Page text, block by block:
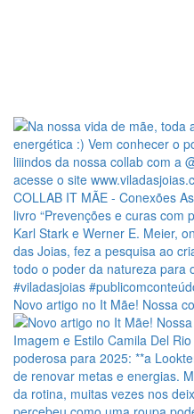
Novo artigo no It Mãe! Nossa